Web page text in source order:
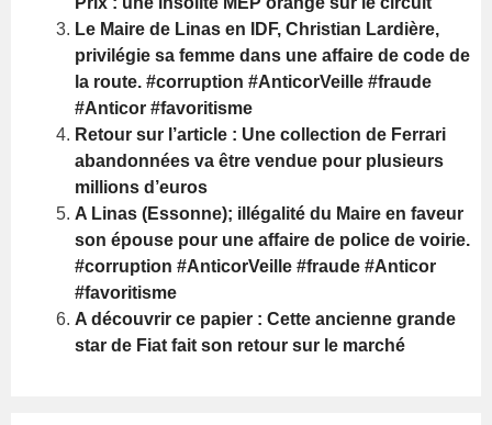
Le Maire de Linas en IDF, Christian Lardière,
privilégie sa femme dans une affaire de code de
la route. #corruption #AnticorVeille #fraude
#Anticor #favoritisme
Retour sur l’article : Une collection de Ferrari
abandonnées va être vendue pour plusieurs
millions d’euros
A Linas (Essonne); illégalité du Maire en faveur
son épouse pour une affaire de police de voirie.
#corruption #AnticorVeille #fraude #Anticor
#favoritisme
A découvrir ce papier : Cette ancienne grande
star de Fiat fait son retour sur le marché